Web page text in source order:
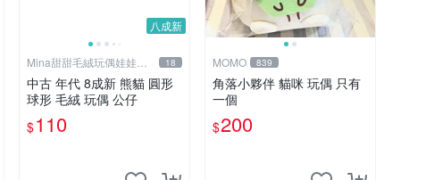
八成新
Mina甜甜毛絨玩偶娃娃公 18
中古 年代 8成新 熊貓 圓形
球形 毛絨 玩偶 公仔
$110
MOMO 839
角落小夥伴 貓咪 玩偶 只有
一個
$200